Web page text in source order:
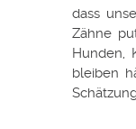
dass
Zähne
Hunden,
bleiben